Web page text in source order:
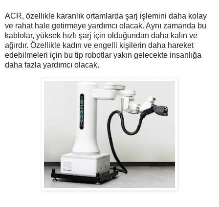
ACR, özellikle karanlık ortamlarda şarj işlemini daha kolay
ve rahat hale getirmeye yardımcı olacak. Aynı zamanda bu
kablolar, yüksek hızlı şarj için olduğundan daha kalın ve
ağırdır. Özellikle kadın ve engelli kişilerin daha hareket
edebilmeleri için bu tip robotlar yakın gelecekte insanlığa
daha fazla yardımcı olacak.